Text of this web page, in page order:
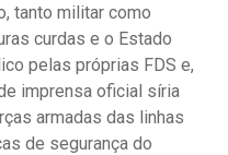
tanto militar como
curdas e o Estado
pelas próprias FDS e,
imprensa oficial síria
armadas das linhas
de segurança do